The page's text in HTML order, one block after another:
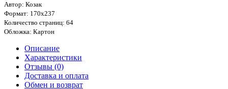
Автор: Козак
Формат: 170х237
Количество страниц: 64
Обложка: Картон
Описание
Характеристики
Отзывы (0)
Доставка и оплата
Обмен и возврат